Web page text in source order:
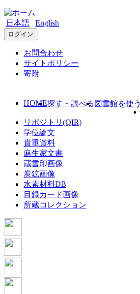
日本語 English
ログイン
お問合わせ
サイトポリシー
寄附
HOME探す・調べる 図書館を使う
リポジトリ(QIR)
学位論文
貴重資料
麻生家文書
蔵書印画像
炭鉱画像
水素材料DB
目録カード画像
所蔵コレクション